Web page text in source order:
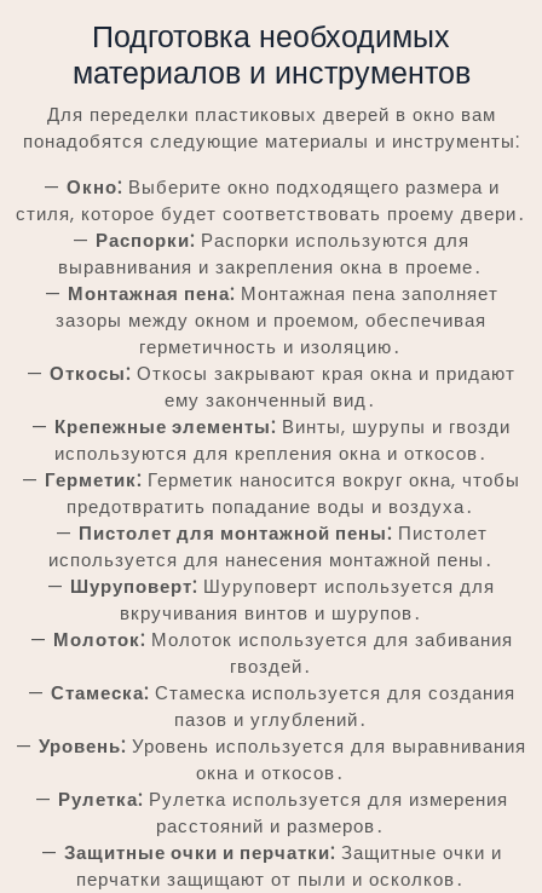
Подготовка необходимых
материалов и инструментов
Для переделки пластиковых дверей в окно вам
понадобятся следующие материалы и инструменты⁚
— Окно⁚ Выберите окно подходящего размера и
стиля, которое будет соответствовать проему двери․
— Распорки⁚ Распорки используются для
выравнивания и закрепления окна в проеме․
— Монтажная пена⁚ Монтажная пена заполняет
зазоры между окном и проемом, обеспечивая
герметичность и изоляцию․
— Откосы⁚ Откосы закрывают края окна и придают
ему законченный вид․
— Крепежные элементы⁚ Винты, шурупы и гвозди
используются для крепления окна и откосов․
— Герметик⁚ Герметик наносится вокруг окна, чтобы
предотвратить попадание воды и воздуха․
— Пистолет для монтажной пены⁚ Пистолет
используется для нанесения монтажной пены․
— Шуруповерт⁚ Шуруповерт используется для
вкручивания винтов и шурупов․
— Молоток⁚ Молоток используется для забивания
гвоздей․
— Стамеска⁚ Стамеска используется для создания
пазов и углублений․
— Уровень⁚ Уровень используется для выравнивания
окна и откосов․
— Рулетка⁚ Рулетка используется для измерения
расстояний и размеров․
— Защитные очки и перчатки⁚ Защитные очки и
перчатки защищают от пыли и осколков․